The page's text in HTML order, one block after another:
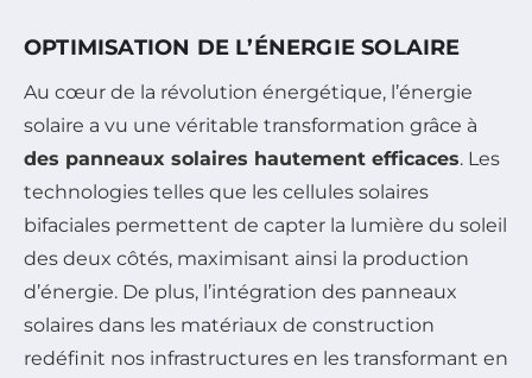
OPTIMISATION DE L’ÉNERGIE SOLAIRE
Au cœur de la révolution énergétique, l’énergie
solaire a vu une véritable transformation grâce à
des panneaux solaires hautement efficaces. Les
technologies telles que les cellules solaires
bifaciales permettent de capter la lumière du soleil
des deux côtés, maximisant ainsi la production
d’énergie. De plus, l’intégration des panneaux
solaires dans les matériaux de construction
redéfinit nos infrastructures en les transformant en